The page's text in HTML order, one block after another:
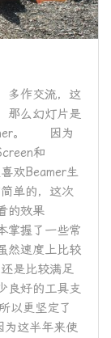
作交流，这
那么幻灯片是
。 因为
和
欢Beamer生
单的，这次
的效果
握了一些常
然速度上比较
是比较满足
良好的工具支
以更坚定了
这半年来使